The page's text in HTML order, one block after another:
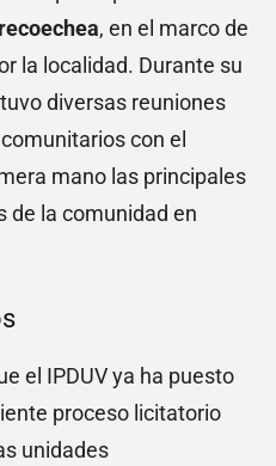
, en el marco de
la localidad. Durante su
diversas reuniones
con el
mano las principales
de la comunidad en
el IPDUV ya ha puesto
proceso licitatorio
unidades